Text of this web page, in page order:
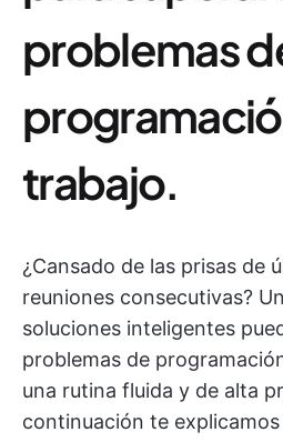
problemas
trabajo.
¿Cansado de las prisas de
reuniones consecutivas?
soluciones inteligentes
problemas de
una rutina fluida y de alta
continuación te